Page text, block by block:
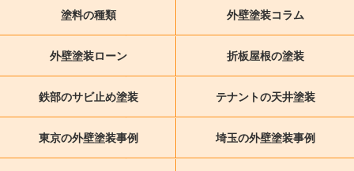
塗料の種類 外壁塗装コラム
外壁塗装ローン 折板屋根の塗装
鉄部のサビ止め塗装 テナントの天井塗装
東京の外壁塗装事例 埼玉の外壁塗装事例